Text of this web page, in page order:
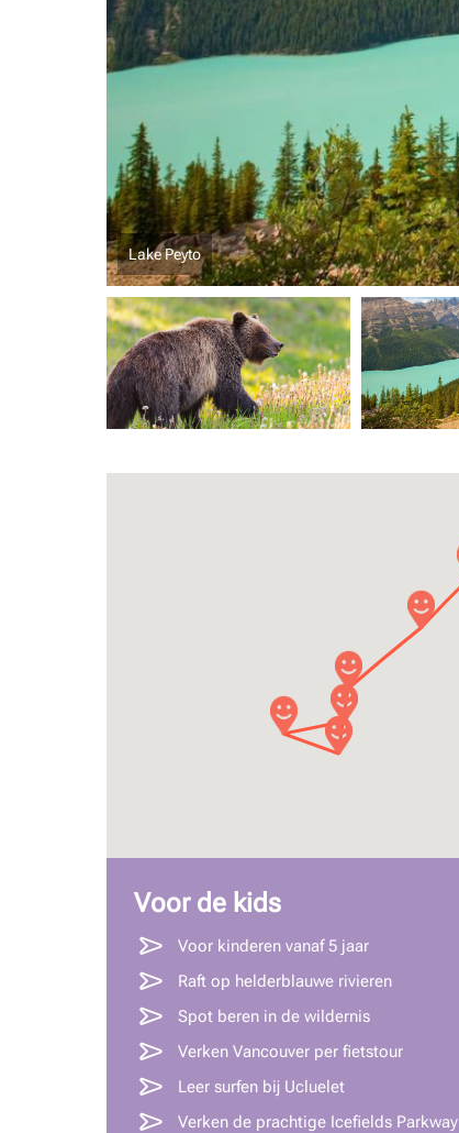
Lake Peyto
Voor de kids
Voor kinderen vanaf 5 jaar
Raft op helderblauwe rivieren
Spot beren in de wildernis
Verken Vancouver per fietstour
Leer surfen bij Ucluelet
Verken de prachtige Icefields Parkway